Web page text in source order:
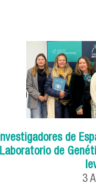
Investigadores de
Laboratorio de
3